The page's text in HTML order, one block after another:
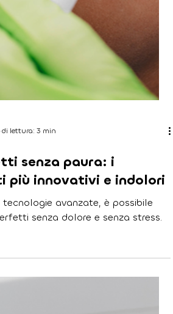
lettura: 3 min
e perdita dei denti:
con la chirurgia
le cause dell’atrofia ossea,
chirurgiche e le tecnologie più